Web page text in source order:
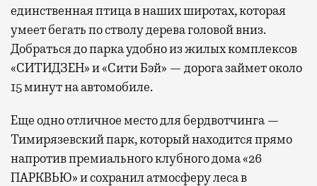
единственная птица в наших широтах, которая
умеет бегать по стволу дерева головой вниз.
Добраться до парка удобно из жилых комплексов
«СИТИДЗЕН» и «Сити Бэй» — дорога займет около
15 минут на автомобиле.
Еще одно отличное место для бердвотчинга —
Тимирязевский парк, который находится прямо
напротив премиального клубного дома «26
ПАРКВЬЮ» и сохранил атмосферу леса в